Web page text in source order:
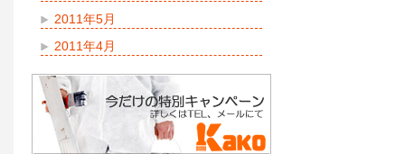
2011年5月
2011年4月